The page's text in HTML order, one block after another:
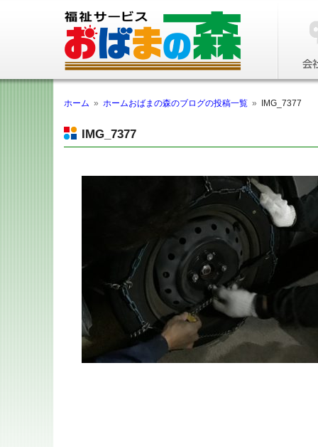
ホーム » ホームおばまの森のブログの投稿一覧 » IMG_7377
IMG_7377